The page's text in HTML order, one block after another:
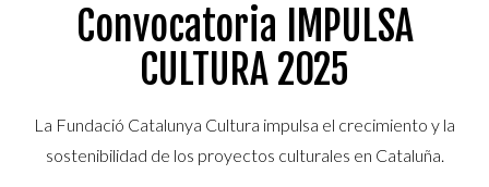
Convocatoria IMPULSA
CULTURA 2025
La Fundació Catalunya Cultura impulsa el crecimiento y la
sostenibilidad de los proyectos culturales en Cataluña.